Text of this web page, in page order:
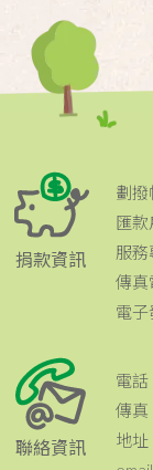
捐款資訊
劃
匯款
服
傳
電
聯絡資訊
電
傳
地